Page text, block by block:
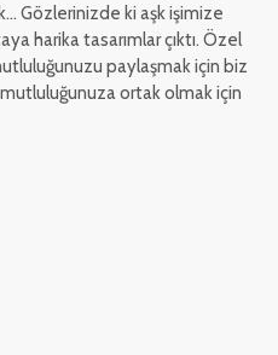
Gözlerinizde ki aşk işimize
harika tasarımlar çıktı. Özel
paylaşmak için biz
ortak olmak için